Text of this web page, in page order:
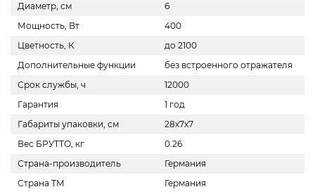
Диаметр, см
6
Мощность, Вт
400
Цветность, К
до 2100
Дополнительные функции
без встроенного отражателя
Срок службы, ч
12000
Гарантия
1 год
Габариты упаковки, см
28х7х7
Вес БРУТТО, кг
0.26
Страна-производитель
Германия
Страна ТМ
Германия